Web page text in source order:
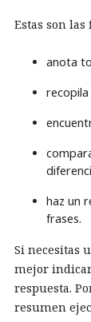
Estas son
anota
recopila
haz un
frases.
Si necesitas
mejor
respuesta.
resumen